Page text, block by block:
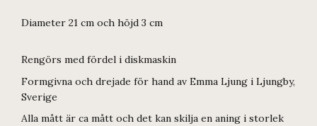
Diameter 21 cm och höjd 3 cm
Rengörs med fördel i diskmaskin
Formgivna och drejade för hand av Emma Ljung i Ljungby,
Sverige
Alla mått är ca mått och det kan skilja en aning i storlek